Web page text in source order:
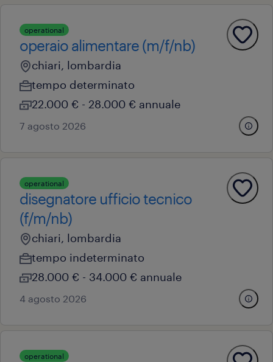
operational
operaio alimentare (m/f/nb)
chiari, lombardia
tempo determinato
22.000 € - 28.000 € annuale
7 agosto 2026
operational
disegnatore ufficio tecnico
(f/m/nb)
chiari, lombardia
tempo indeterminato
28.000 € - 34.000 € annuale
4 agosto 2026
operational